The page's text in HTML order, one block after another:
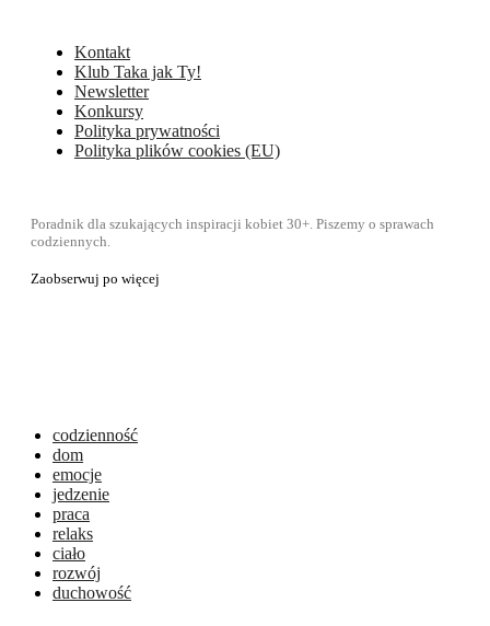
Kontakt
Klub Taka jak Ty!
Newsletter
Konkursy
Polityka prywatności
Polityka plików cookies (EU)
Poradnik dla szukających inspiracji kobiet 30+. Piszemy o sprawach
codziennych.
Zaobserwuj po więcej
codzienność
dom
emocje
jedzenie
praca
relaks
ciało
rozwój
duchowość